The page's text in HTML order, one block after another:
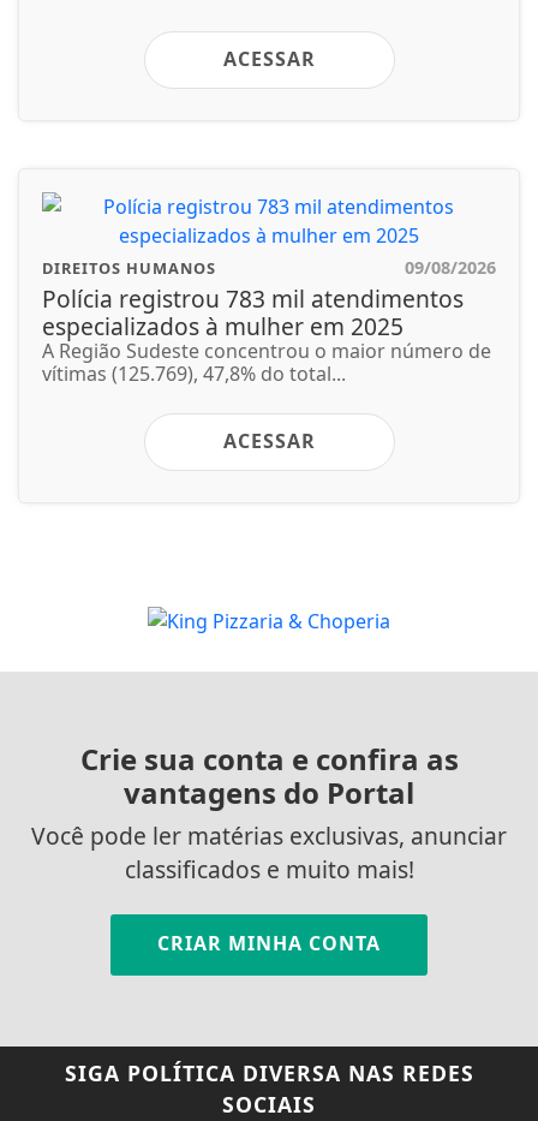
ACESSAR
DIREITOS HUMANOS 09/08/2026
Polícia registrou 783 mil atendimentos
especializados à mulher em 2025
A Região Sudeste concentrou o maior número de
vítimas (125.769), 47,8% do total...
ACESSAR
Crie sua conta e confira as
vantagens do Portal
Você pode ler matérias exclusivas, anunciar
classificados e muito mais!
CRIAR MINHA CONTA
SIGA POLÍTICA DIVERSA NAS REDES
SOCIAIS